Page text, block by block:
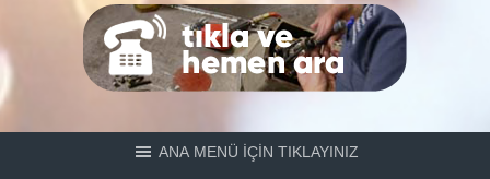
ANA MENÜ İÇİN TIKLAYINIZ